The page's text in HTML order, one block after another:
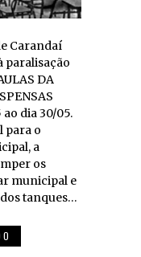
paralisação
DA
ao dia 30/05.
para o
a
os
municipal e
tanques…